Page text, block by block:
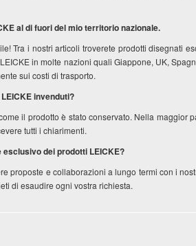
al di fuori del mio territorio nazionale.
Tra i nostri articoli troverete prodotti disegnati
in molte nazioni quali Giappone, UK,
sui costi di trasporto.
invenduti?
il prodotto è stato conservato. Nella
tutti i chiarimenti.
dei prodotti LEICKE?
proposte e collaborazioni a lungo termi con i
di esaudire ogni vostra richiesta.